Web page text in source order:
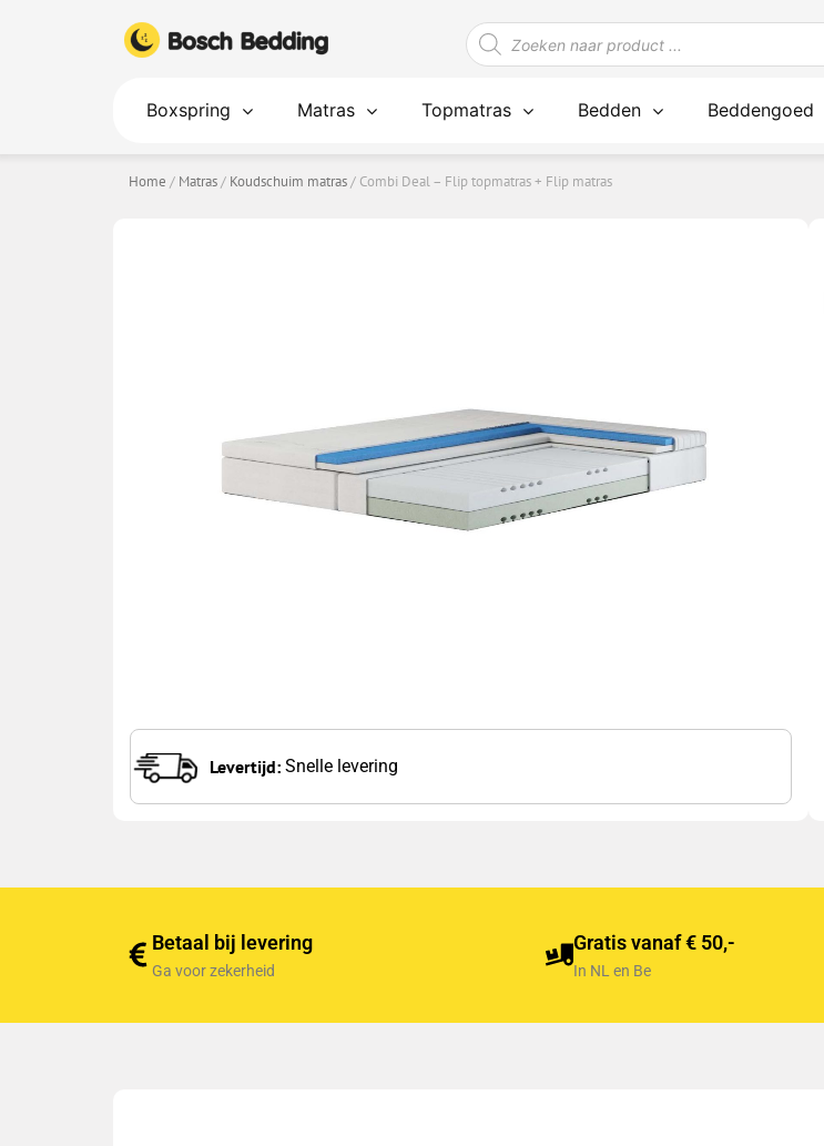
Producten
zoeken
Boxspring Matras Topmatras Bedden Beddengoed
Home / Matras/ Koudschuim matras/ Combi Deal – Flip topmatras + Flip matras
Levertijd:Snelle levering
Betaal bij levering
Ga voor zekerheid
Gratis vanaf € 50,-
In NL en Be